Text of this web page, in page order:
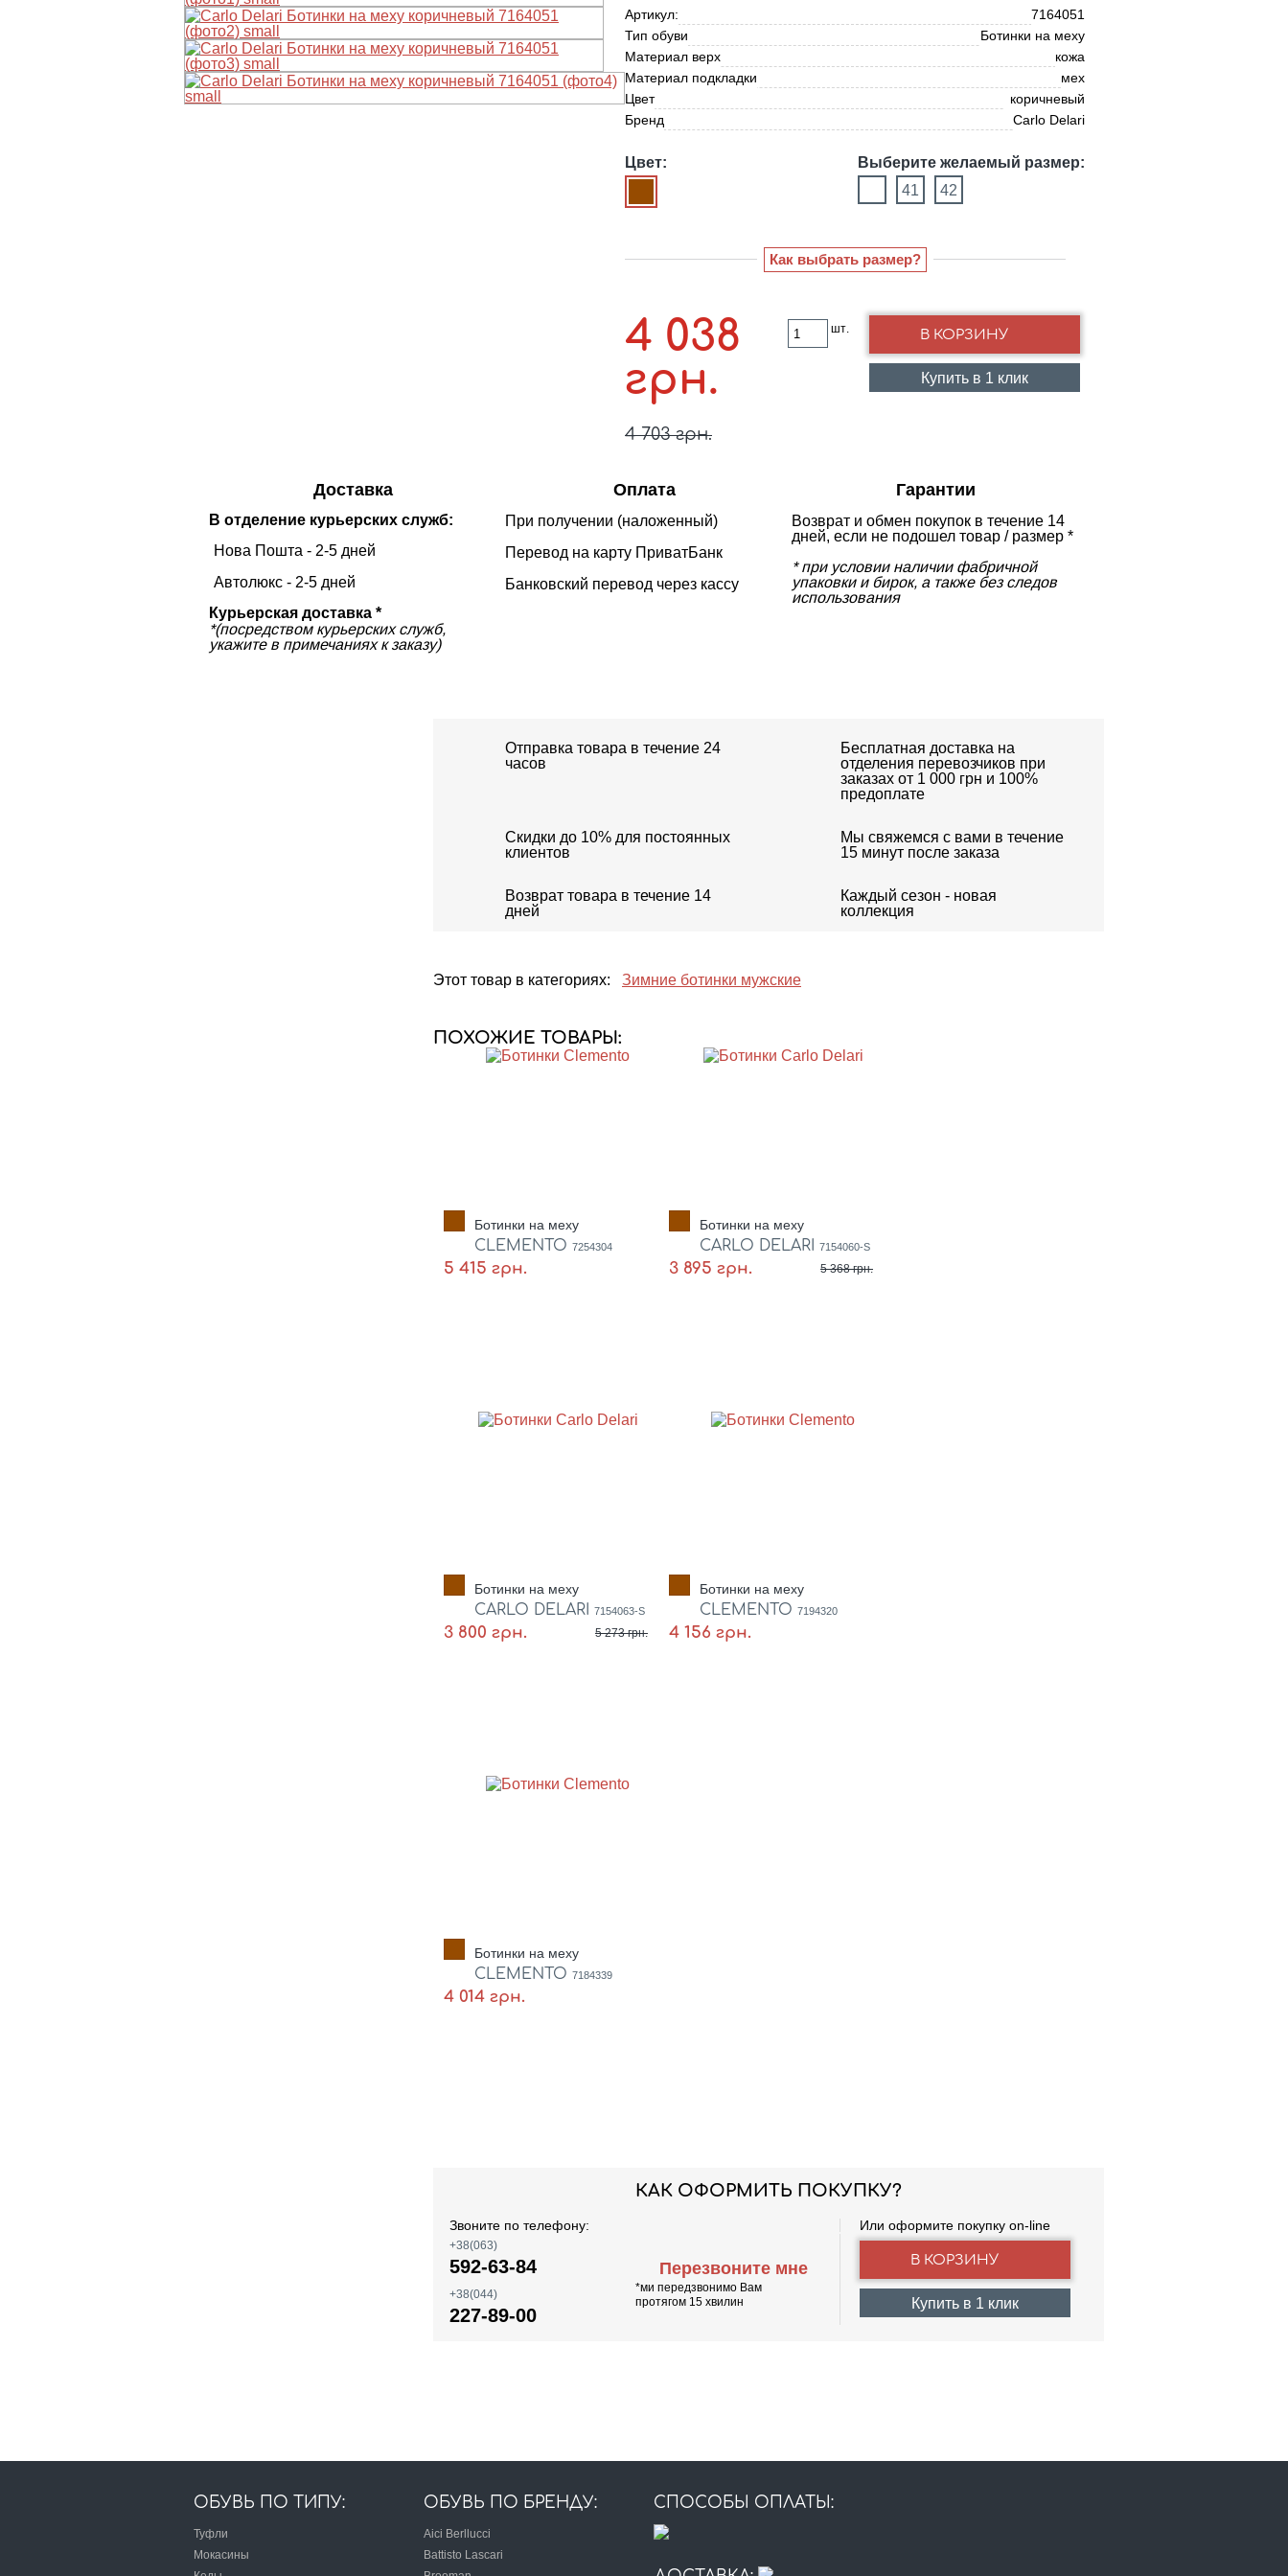
Артикул:
7164051
Тип обуви
Ботинки на меху
Материал верх
кожа
Материал подкладки
мех
Цвет
коричневый
Бренд
Carlo Delari
Цвет: Выберите желаемый размер:
41 42
Как выбрать размер?
4 038
грн.
4 703 грн.
шт.
Купить в 1 клик
Доставка
В отделение курьерских служб:
Нова Пошта - 2-5 дней
Автолюкс - 2-5 дней
Курьерская доставка *
*(посредством курьерских служб,
укажите в примечаниях к заказу)
Оплата
При получении (наложенный)
Перевод на карту ПриватБанк
Банковский перевод через кассу
Гарантии
Возврат и обмен покупок в течение 14
дней, если не подошел товар / размер *
* при условии наличии фабричной
упаковки и бирок, а также без следов
использования
Отправка товара в течение 24
часов
Бесплатная доставка на
отделения перевозчиков при
заказах от 1 000 грн и 100%
предоплате
Скидки до 10% для постоянных
клиентов
Мы свяжемся с вами в течение
15 минут после заказа
Возврат товара в течение 14
дней
Каждый сезон - новая
коллекция
Этот товар в категориях: Зимние ботинки мужские
ПОХОЖИЕ ТОВАРЫ:
Ботинки на меху
CLEMENTO 7254304
5 415 грн.
Ботинки на меху
CARLO DELARI 7154060-S
3 895 грн. 5 368 грн.
Ботинки на меху
CARLO DELARI 7154063-S
3 800 грн. 5 273 грн.
Ботинки на меху
CLEMENTO 7194320
4 156 грн.
Ботинки на меху
CLEMENTO 7184339
4 014 грн.
КАК ОФОРМИТЬ ПОКУПКУ?
Звоните по телефону: Или оформите покупку on-line
+38(063)
592-63-84
+38(044)
227-89-00
Перезвоните мне
*ми передзвонимо Вам
протягом 15 хвилин
Купить в 1 клик
ОБУВЬ ПО ТИПУ:
Туфли
Мокасины
ОБУВЬ ПО БРЕНДУ:
Aici Berllucci
Battisto Lascari
СПОСОБЫ ОПЛАТЫ: